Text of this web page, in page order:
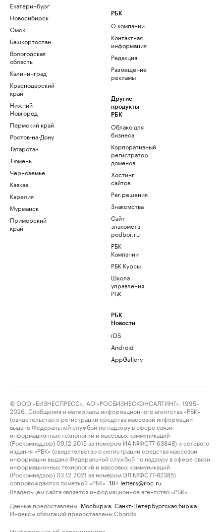
Екатеринбург
Новосибирск
Омск
Башкортостан
Вологодская
область
Калининград
Краснодарский
край
Нижний
Новгород
Пермский край
Ростов-на-Дону
Татарстан
Тюмень
Черноземье
Кавказ
Карелия
Мурманск
Приморский
край
РБК
О компании
Контактная
информация
Редакция
Размещение
рекламы
Другие
продукты
РБК
Облако для
бизнеса
Корпоративный
регистратор
доменов
Хостинг
сайтов
Рег.решения
Знакомства
Сайт
знакомств
podbor.ru
РБК
Компании
РБК Курсы
Школа
управления
РБК
РБК
Новости
iOS
Android
AppGallery
© ООО «БИЗНЕСПРЕСС», АО «РОСБИЗНЕСКОНСАЛТИНГ», 1995–
2026. Сообщения и материалы информационного агентства «РБК»
(свидетельство о регистрации средства массовой информации
выдано Федеральной службой по надзору в сфере связи,
информационных технологий и массовых коммуникаций
(Роскомнадзор) 09.12.2015 за номером ИА №ФС77-63848) и сетевого
издания «РБК» (свидетельство о регистрации средства массовой
информации выдано Федеральной службой по надзору в сфере связи,
информационных технологий и массовых коммуникаций
(Роскомнадзор) 03.12.2021 за номером ЭЛ №ФС77-82385)
сопровождаются пометкой «РБК».
18+ letters@rbc.ru
Владельцем сайта является информационное агентство «РБК».
Данные предоставлены: Мосбиржа Санкт-Петербургская биржа
Индексы облигаций предоставлены Cbonds.